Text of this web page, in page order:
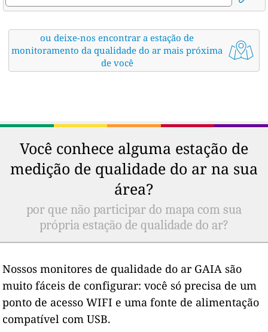
ou deixe-nos encontrar a estação de
monitoramento da qualidade do ar mais próxima
de você
Você conhece alguma estação de
medição de qualidade do ar na sua
área?
por que não participar do mapa com sua
própria estação de qualidade do ar?
Nossos monitores de qualidade do ar GAIA são
muito fáceis de configurar: você só precisa de um
ponto de acesso WIFI e uma fonte de alimentação
compatível com USB.